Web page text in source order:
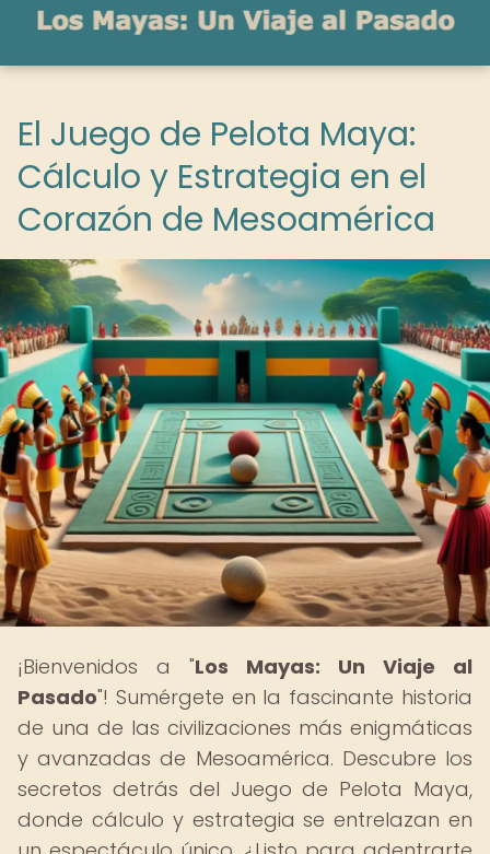
El Juego de Pelota Maya:
Cálculo y Estrategia en el
Corazón de Mesoamérica
¡Bienvenidos a "Los Mayas: Un Viaje al
Pasado"! Sumérgete en la fascinante historia
de una de las civilizaciones más enigmáticas
y avanzadas de Mesoamérica. Descubre los
secretos detrás del Juego de Pelota Maya,
donde cálculo y estrategia se entrelazan en